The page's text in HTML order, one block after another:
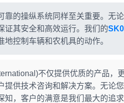
靠的操纵系统同样至关重要。无
证其安全和高效运行。我们的
控制车辆和农机具的动作。
不仅提供优质的产品，
提供技术咨询和解决方案。无论
，客户的满意是我们最大的追求